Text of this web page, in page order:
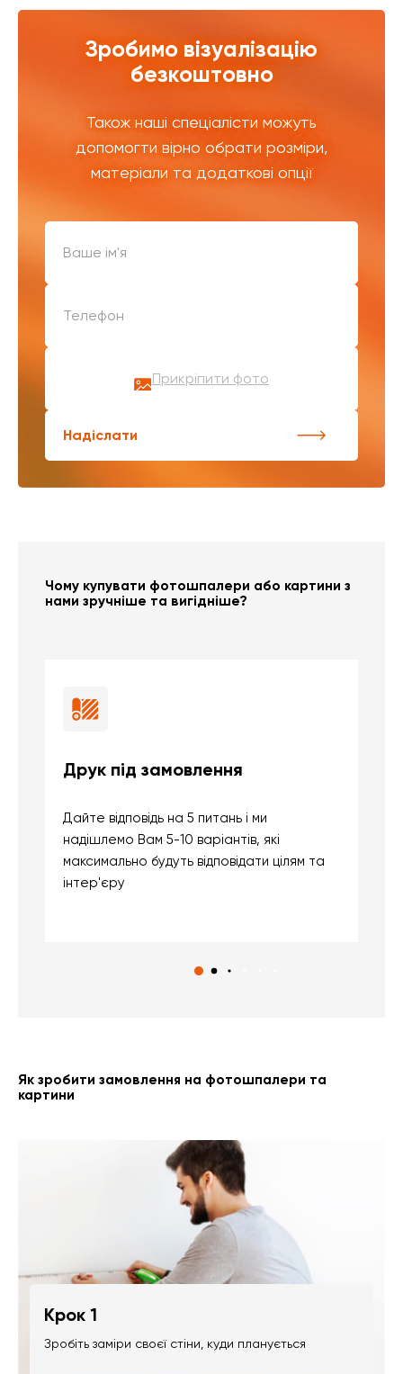
Зробимо візуалізацію
безкоштовно
Також наші спеціалісти можуть
допомогти вірно обрати розміри,
матеріали та додаткові опції
Прикріпити фото
Надіслати
Чому купувати фотошпалери або картини з
нами зручніше та вигідніше?
Друк під замовлення
Дайте відповідь на 5 питань і ми
надішлемо Вам 5-10 варіантів, які
максимально будуть відповідати цілям та
інтер'єру
Як зробити замовлення на фотошпалери та
картини
Крок 1
Зробіть заміри своєї стіни, куди планується